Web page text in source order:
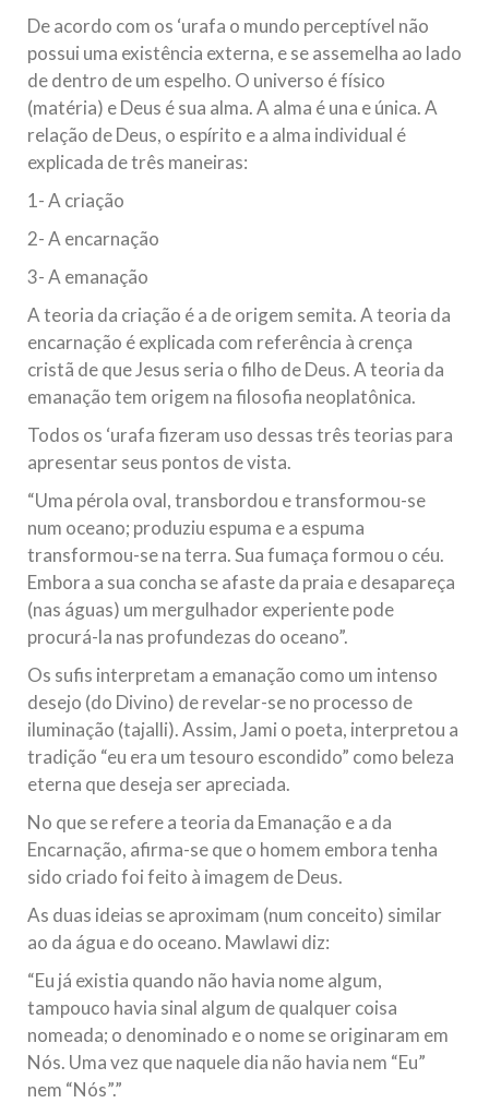
De acordo com os ‘urafa o mundo perceptível não
possui uma existência externa, e se assemelha ao lado
de dentro de um espelho. O universo é físico
(matéria) e Deus é sua alma. A alma é una e única. A
relação de Deus, o espírito e a alma individual é
explicada de três maneiras:
1- A criação
2- A encarnação
3- A emanação
A teoria da criação é a de origem semita. A teoria da
encarnação é explicada com referência à crença
cristã de que Jesus seria o filho de Deus. A teoria da
emanação tem origem na filosofia neoplatônica.
Todos os ‘urafa fizeram uso dessas três teorias para
apresentar seus pontos de vista.
“Uma pérola oval, transbordou e transformou-se
num oceano; produziu espuma e a espuma
transformou-se na terra. Sua fumaça formou o céu.
Embora a sua concha se afaste da praia e desapareça
(nas águas) um mergulhador experiente pode
procurá-la nas profundezas do oceano”.
Os sufis interpretam a emanação como um intenso
desejo (do Divino) de revelar-se no processo de
iluminação (tajalli). Assim, Jami o poeta, interpretou a
tradição “eu era um tesouro escondido” como beleza
eterna que deseja ser apreciada.
No que se refere a teoria da Emanação e a da
Encarnação, afirma-se que o homem embora tenha
sido criado foi feito à imagem de Deus.
As duas ideias se aproximam (num conceito) similar
ao da água e do oceano. Mawlawi diz:
“Eu já existia quando não havia nome algum,
tampouco havia sinal algum de qualquer coisa
nomeada; o denominado e o nome se originaram em
Nós. Uma vez que naquele dia não havia nem “Eu”
nem “Nós”.”